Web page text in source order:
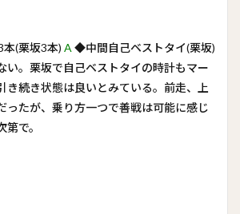
本(栗坂3本) A ◆中間自己ベストタイ(栗坂)
い。栗坂で自己ベストタイの時計もマー
き続き状態は良いとみている。前走、上
ったが、乗り方一つで善戦は可能に感じ
で。